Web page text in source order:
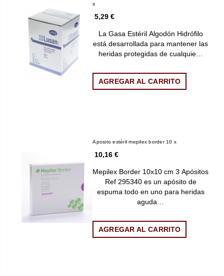
s
5,29 €
La Gasa Estéril Algodón Hidrófilo
está desarrollada para mantener las
heridas protegidas de cualquie…
AGREGAR AL CARRITO
Aposito estéril mepilex border 10 x
10,16 €
Mepilex Border 10x10 cm 3 Apósitos
Ref 295340 es un apósito de
espuma todo en uno para heridas
aguda…
AGREGAR AL CARRITO